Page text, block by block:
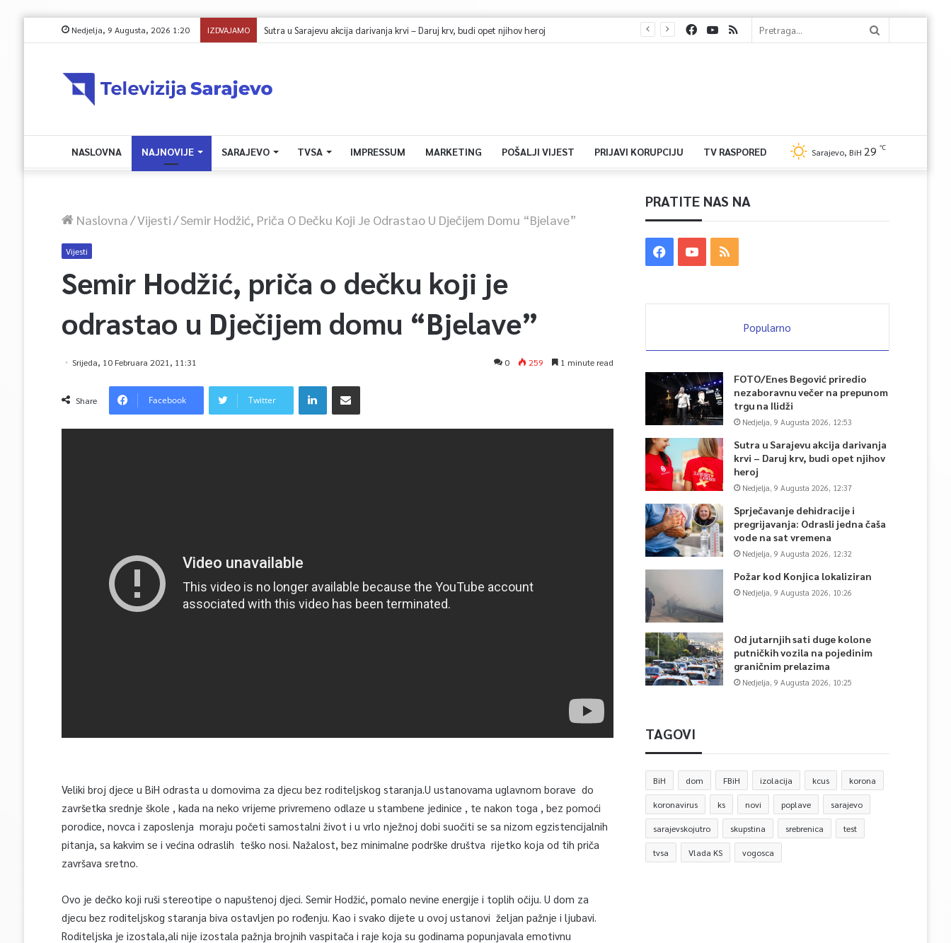
Nedjelja, 9 Augusta, 2026 1:20 IZDVAJAMO Sprječavanje dehidracije i pregrijavanja: Odrasli jedna čaša vode na sat vremena
NASLOVNA NAJNOVIJE SARAJEVO TVSA IMPRESSUM MARKETING POŠALJI VIJEST PRIJAVI KORUPCIJU TV RASPORED Sarajevo, BiH 29 ℃
Naslovna/Vijesti/Semir Hodžić, Priča O Dečku Koji Je Odrastao U Dječijem Domu “Bjelave”
Vijesti
Semir Hodžić, priča o dečku koji je
odrastao u Dječijem domu “Bjelave”
Srijeda, 10 Februara 2021, 11:31 0 259 1 minute read
Share Facebook Twitter
Veliki broj djece u BiH odrasta u domovima za djecu bez roditeljskog staranja.U ustanovama uglavnom borave do
završetka srednje škole , kada na neko vrijeme privremeno odlaze u stambene jedinice , te nakon toga , bez pomoći
porodice, novca i zaposlenja moraju početi samostalni život i u vrlo nježnoj dobi suočiti se sa nizom egzistencijalnih
pitanja, sa kakvim se i većina odraslih teško nosi. Nažalost, bez minimalne podrške društva rijetko koja od tih priča
završava sretno.
Ovo je dečko koji ruši stereotipe o napuštenoj djeci. Semir Hodžić, pomalo nevine energije i toplih očiju. U dom za
djecu bez roditeljskog staranja biva ostavljen po rođenju. Kao i svako dijete u ovoj ustanovi željan pažnje i ljubavi.
Roditeljska je izostala,ali nije izostala pažnja brojnih vaspitača i raje koja su godinama popunjavala emotivnu
PRATITE NAS NA
Popularno
FOTO/Enes Begović priredio
nezaboravnu večer na prepunom
trgu na Ilidži
Nedjelja, 9 Augusta 2026, 12:53
Sutra u Sarajevu akcija darivanja
krvi – Daruj krv, budi opet njihov
heroj
Nedjelja, 9 Augusta 2026, 12:37
Sprječavanje dehidracije i
pregrijavanja: Odrasli jedna čaša
vode na sat vremena
Nedjelja, 9 Augusta 2026, 12:32
Požar kod Konjica lokaliziran
Nedjelja, 9 Augusta 2026, 10:26
Od jutarnjih sati duge kolone
putničkih vozila na pojedinim
graničnim prelazima
Nedjelja, 9 Augusta 2026, 10:25
TAGOVI
BiH dom FBiH izolacija kcus korona
koronavirus ks novi poplave sarajevo
sarajevskojutro skupstina srebrenica test
tvsa Vlada KS vogosca